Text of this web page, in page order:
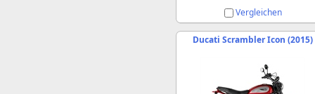
Vergleichen
Ducati Scrambler Icon (2015)